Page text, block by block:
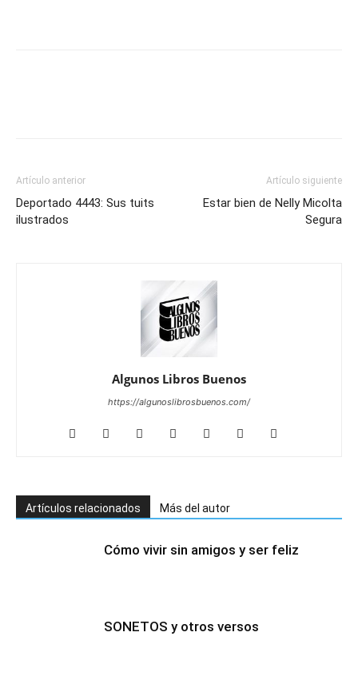
Artículo anterior
Deportado 4443: Sus tuits
ilustrados
Artículo siguiente
Estar bien de Nelly Micolta
Segura
Algunos Libros Buenos
https://algunoslibrosbuenos.com/
Artículos relacionados Más del autor
Cómo vivir sin amigos y ser feliz
SONETOS y otros versos